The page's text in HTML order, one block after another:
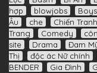
hợp
blowjobs
Âu
che Chiến Tranh
Trang
Comedy
site
Drama Đam
Thị
độc ác Nữ chính
BENDER
Gia Đình